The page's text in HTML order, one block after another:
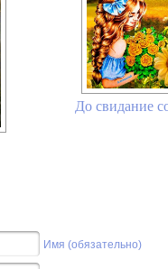
До свидание
Имя (обязательно)